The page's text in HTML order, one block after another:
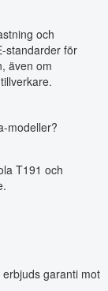
och
standarder för
även om
modeller?
T191 och
garanti mot